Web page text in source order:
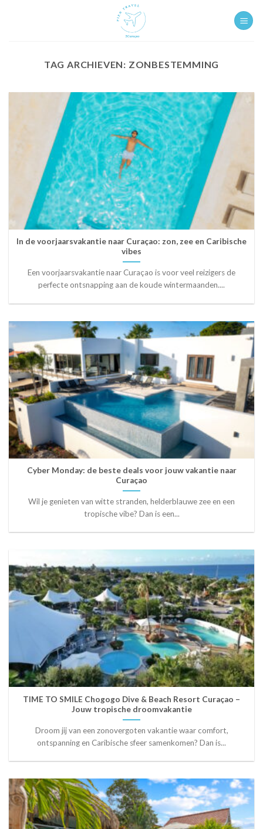
TAG ARCHIEVEN: ZONBESTEMMING
In de voorjaarsvakantie naar Curaçao: zon, zee en Caribische
vibes
Een voorjaarsvakantie naar Curaçao is voor veel reizigers de
perfecte ontsnapping aan de koude wintermaanden....
Cyber Monday: de beste deals voor jouw vakantie naar
Curaçao
Wil je genieten van witte stranden, helderblauwe zee en een
tropische vibe? Dan is een...
TIME TO SMILE Chogogo Dive & Beach Resort Curaçao –
Jouw tropische droomvakantie
Droom jij van een zonovergoten vakantie waar comfort,
ontspanning en Caribische sfeer samenkomen? Dan is...